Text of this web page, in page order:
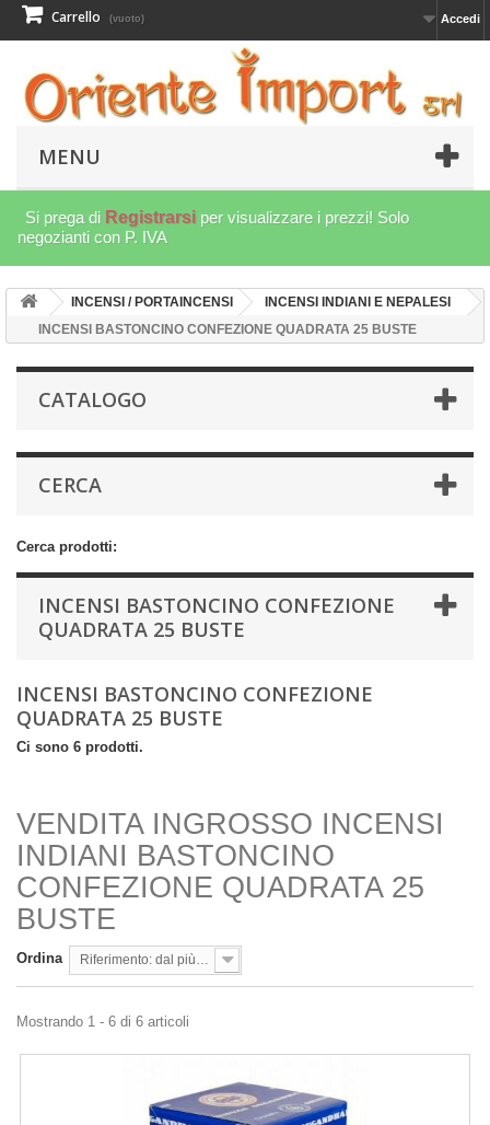
Accedi
Carrello (vuoto)
MENU
Si prega di Registrarsi per visualizzare i prezzi! Solo
negozianti con P. IVA
INCENSI / PORTAINCENSI
INCENSI INDIANI E NEPALESI
INCENSI BASTONCINO CONFEZIONE QUADRATA 25 BUSTE
CATALOGO
CERCA
Cerca prodotti:
INCENSI BASTONCINO CONFEZIONE
QUADRATA 25 BUSTE
INCENSI BASTONCINO CONFEZIONE
QUADRATA 25 BUSTE
Ci sono 6 prodotti.
VENDITA INGROSSO INCENSI
INDIANI BASTONCINO
CONFEZIONE QUADRATA 25
BUSTE
Ordina
Mostrando 1 - 6 di 6 articoli